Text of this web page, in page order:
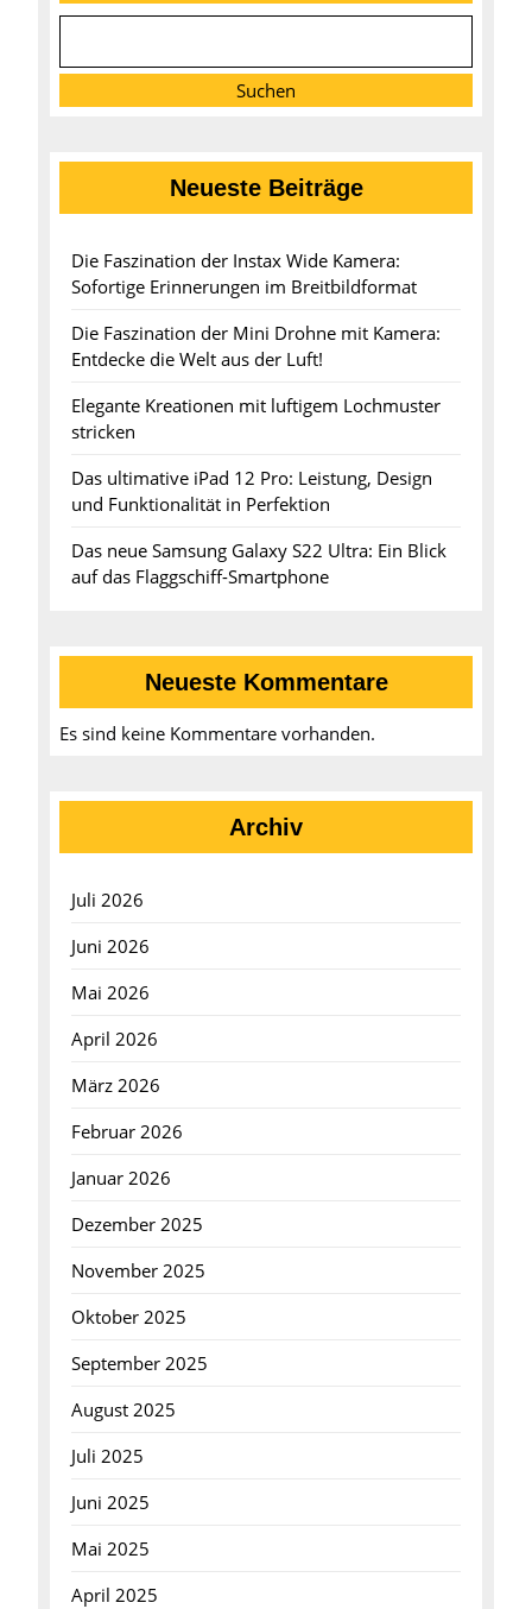
Suchen
Neueste Beiträge
Die Faszination der Instax Wide Kamera:
Sofortige Erinnerungen im Breitbildformat
Die Faszination der Mini Drohne mit Kamera:
Entdecke die Welt aus der Luft!
Elegante Kreationen mit luftigem Lochmuster
stricken
Das ultimative iPad 12 Pro: Leistung, Design
und Funktionalität in Perfektion
Das neue Samsung Galaxy S22 Ultra: Ein Blick
auf das Flaggschiff-Smartphone
Neueste Kommentare
Es sind keine Kommentare vorhanden.
Archiv
Juli 2026
Juni 2026
Mai 2026
April 2026
März 2026
Februar 2026
Januar 2026
Dezember 2025
November 2025
Oktober 2025
September 2025
August 2025
Juli 2025
Juni 2025
Mai 2025
April 2025